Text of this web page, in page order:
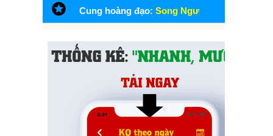
Cung hoàng đạo: Song Ngư